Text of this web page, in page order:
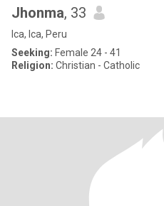
Jhonma, 33
Ica, Ica, Peru
Seeking: Female 24 - 41
Religion: Christian - Catholic